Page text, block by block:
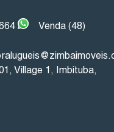
Venda (48)
, Village 1, Imbituba,